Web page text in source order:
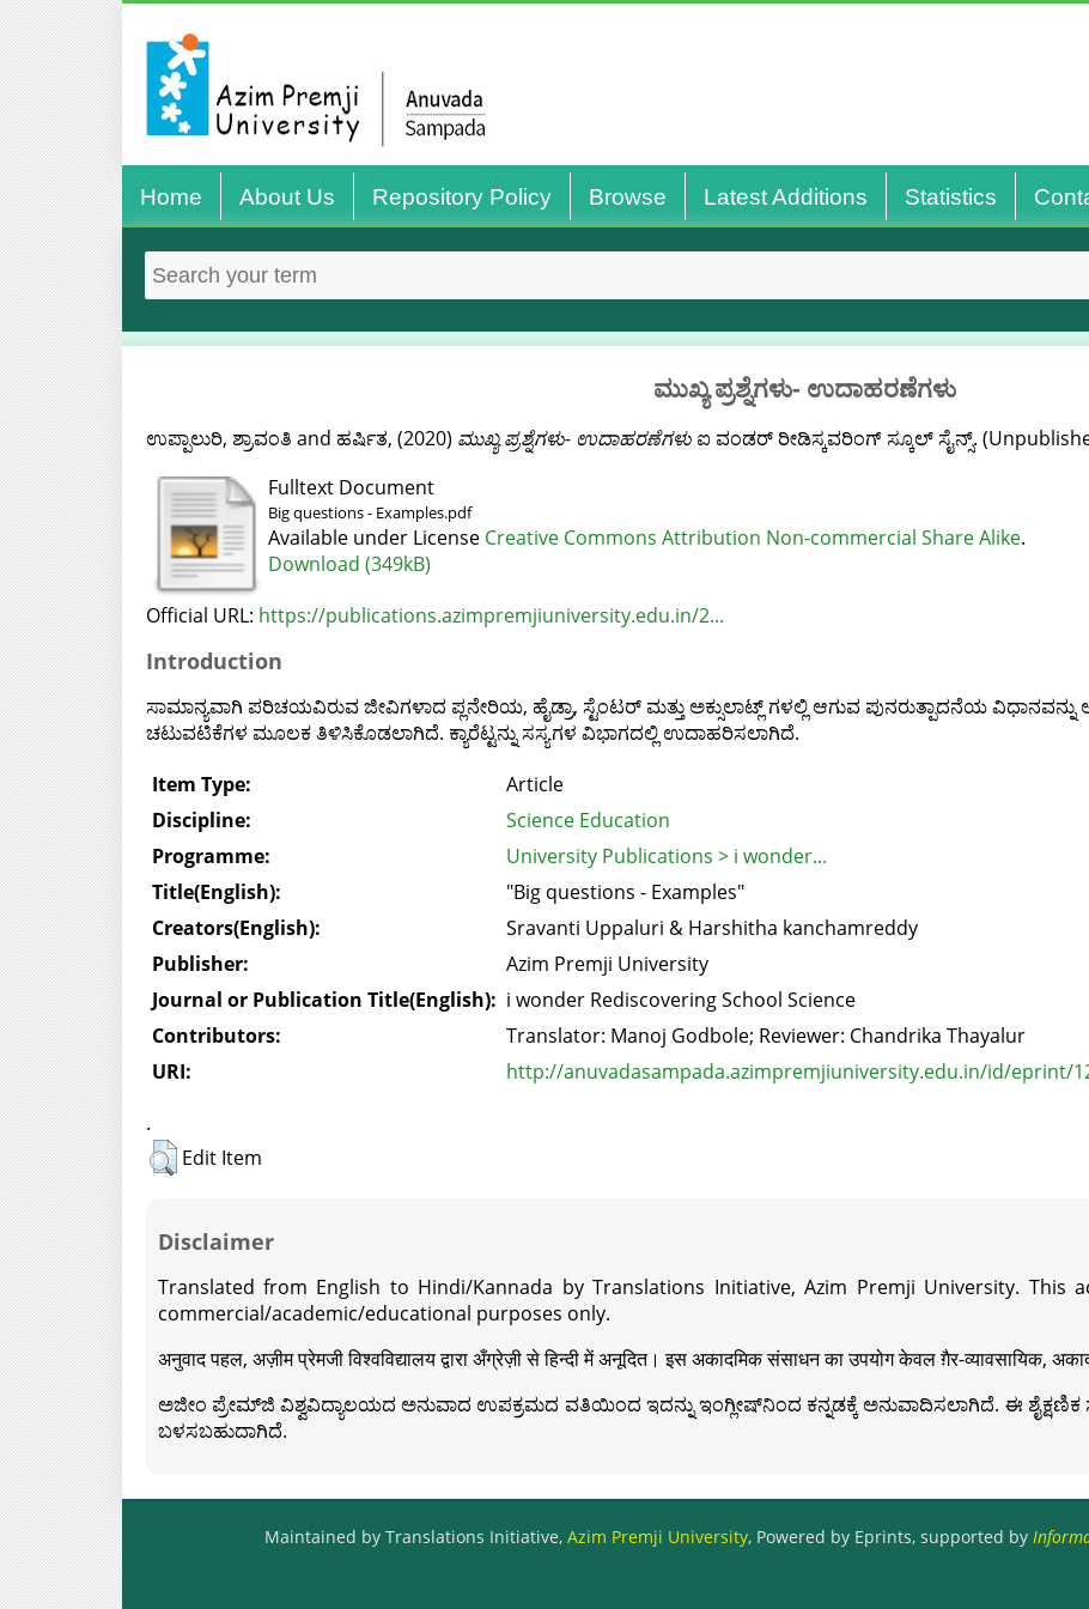
Home About Us Repository Policy Browse Latest Additions Statistics
ಮುಖ್ಯ ಪ್ರಶ್ನೆಗಳು- ಉದಾಹರಣೆಗಳು
ಉಪ್ಪಾಲುರಿ, ಶ್ರಾವಂತಿ and ಹರ್ಷಿತ, (2020) ಮುಖ್ಯ ಪ್ರಶ್ನೆಗಳು- ಉದಾಹರಣೆಗಳುಐ ವಂಡರ್ ರೀಡಿಸ್ಕವರಿಂಗ್ ಸ್ಕೂಲ್ ಸೈನ್ಸ್.
Fulltext Document
Big questions - Examples.pdf
Available under License Creative Commons Attribution Non-commercial Share Alike.
Download (349kB)
Official URL: https://publications.azimpremjiuniversity.edu.in/2...
Introduction
ಸಾಮಾನ್ಯವಾಗಿ ಪರಿಚಯವಿರುವ ಜೀವಿಗಳಾದ ಪ್ಲನೇರಿಯ, ಹೈಡ್ರಾ, ಸ್ಟೆಂಟರ್‌ ಮತ್ತು ಅಕ್ಸುಲಾಟ್ಲ್‌ ಗಳಲ್ಲಿ ಆಗುವ ಪುನರುತ್ಪಾದನೆಯ
ಚಟುವಟಿಕೆಗಳ ಮೂಲಕ ತಿಳಿಸಿಕೊಡಲಾಗಿದೆ. ಕ್ಯಾರೆಟ್ಟನ್ನು ಸಸ್ಯಗಳ ವಿಭಾಗದಲ್ಲಿ ಉದಾಹರಿಸಲಾಗಿದೆ.
Item Type:
Article
Discipline:
Science Education
Programme:
University Publications > i wonder...
Title(English):
"Big questions - Examples"
Creators(English):
Sravanti Uppaluri & Harshitha kanchamreddy
Publisher:
Azim Premji University
Journal or Publication Title(English): i wonder Rediscovering School Science
Contributors:
Translator: Manoj Godbole; Reviewer: Chandrika Thayalur
URI:
http://anuvadasampada.azimpremjiuniversity.edu.in/id/eprint/
.
Edit Item
Disclaimer
Translated from English to Hindi/Kannada by Translations Initiative, Azim Premji University. This
commercial/academic/educational purposes only.
अनुवाद पहल, अज़ीम प्रेमजी विश्वविद्यालय द्वारा अँग्रेज़ी से हिन्दी में अनूदित। इस अकादमिक संसाधन का उपयोग केवल ग़ैर-व्यावसायिक,
ಅಜೀಂ ಪ್ರೇಮ್‍ಜಿ ವಿಶ್ವವಿದ್ಯಾಲಯದ ಅನುವಾದ ಉಪಕ್ರಮದ ವತಿಯಿಂದ ಇದನ್ನು ಇಂಗ್ಲೀಷ್‍ನಿಂದ ಕನ್ನಡಕ್ಕೆ ಅನುವಾದಿಸಲಾಗಿದೆ. ಈ ಶೈಕ್ಷಣಿಕ
ಬಳಸಬಹುದಾಗಿದೆ.
Maintained by Translations Initiative, Azim Premji University, Powered by Eprints, supported by